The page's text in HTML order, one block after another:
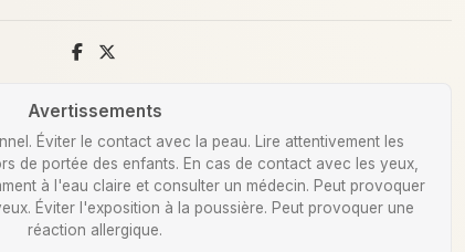
Avertissements
Éviter le contact avec la peau. Lire attentivement les
de portée des enfants. En cas de contact avec les yeux,
à l'eau claire et consulter un médecin. Peut provoquer
Éviter l'exposition à la poussière. Peut provoquer une
réaction allergique.